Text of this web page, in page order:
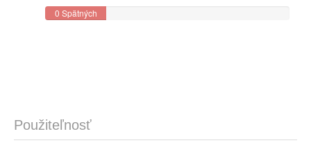
0 Spätných
Použiteľnosť